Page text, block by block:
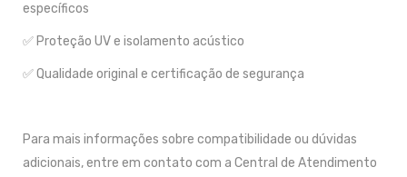
específicos
✅ Proteção UV e isolamento acústico
✅ Qualidade original e certificação de segurança
Para mais informações sobre compatibilidade ou dúvidas
adicionais, entre em contato com a Central de Atendimento